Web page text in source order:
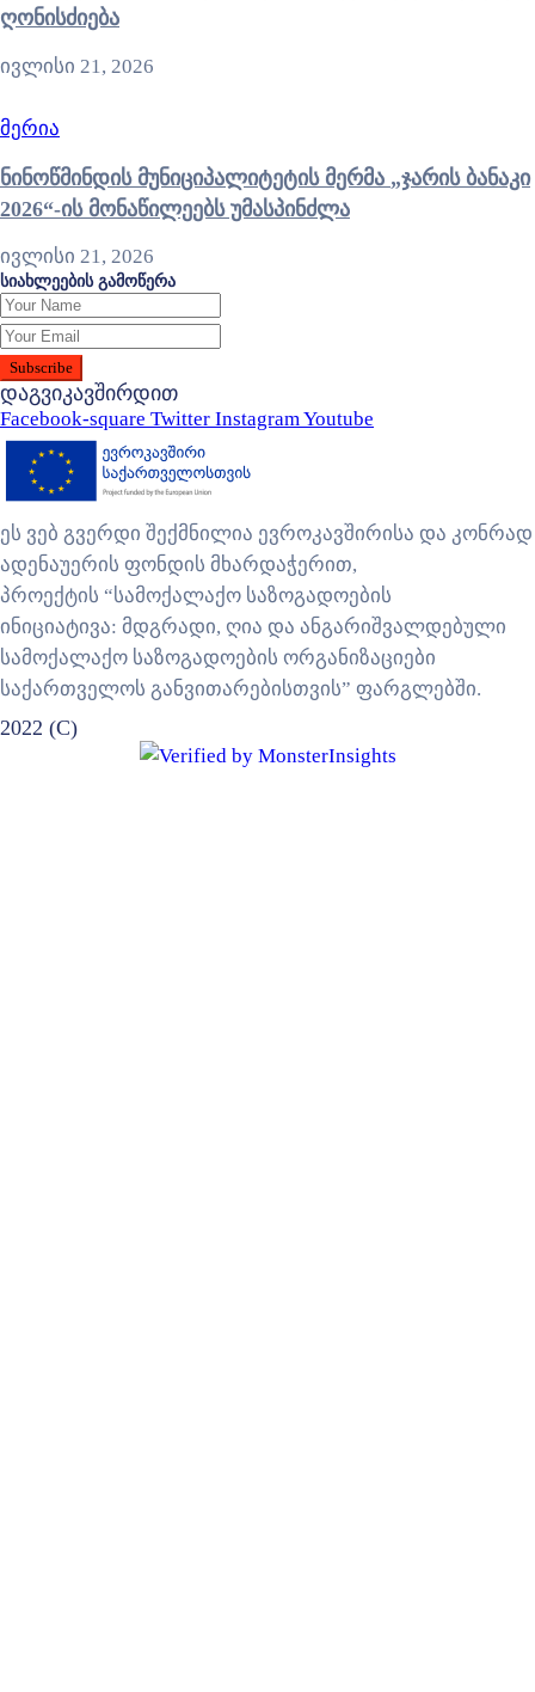
ღონისძიება
ივლისი 21, 2026
მერია
ნინოწმინდის მუნიციპალიტეტის მერმა „ჯარის ბანაკი
2026“-ის მონაწილეებს უმასპინძლა
ივლისი 21, 2026
სიახლეების გამოწერა
დაგვიკავშირდით
Facebook-square Twitter InstagramYoutube
ეს ვებ გვერდი შექმნილია ევროკავშირისა და კონრად
ადენაუერის ფონდის მხარდაჭერით,
პროექტის “სამოქალაქო საზოგადოების
ინიციატივა: მდგრადი, ღია და ანგარიშვალდებული
სამოქალაქო საზოგადოების ორგანიზაციები
საქართველოს განვითარებისთვის” ფარგლებში.
2022 (C)